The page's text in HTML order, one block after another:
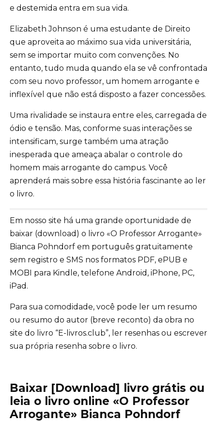
e destemida entra em sua vida.
Elizabeth Johnson é uma estudante de Direito
que aproveita ao máximo sua vida universitária,
sem se importar muito com convenções. No
entanto, tudo muda quando ela se vê confrontada
com seu novo professor, um homem arrogante e
inflexível que não está disposto a fazer concessões.
Uma rivalidade se instaura entre eles, carregada de
ódio e tensão. Mas, conforme suas interações se
intensificam, surge também uma atração
inesperada que ameaça abalar o controle do
homem mais arrogante do campus. Você
aprenderá mais sobre essa história fascinante ao ler
o livro.
Em nosso site há uma grande oportunidade de
baixar (download) o livro «O Professor Arrogante»
Bianca Pohndorf em português gratuitamente
sem registro e SMS nos formatos PDF, ePUB e
MOBI para Kindle, telefone Android, iPhone, PC,
iPad.
Para sua comodidade, você pode ler um resumo
ou resumo do autor (breve reconto) da obra no
site do livro “E-livros.club”, ler resenhas ou escrever
sua própria resenha sobre o livro.
Baixar [Download] livro grátis ou
leia o livro online «O Professor
Arrogante» Bianca Pohndorf